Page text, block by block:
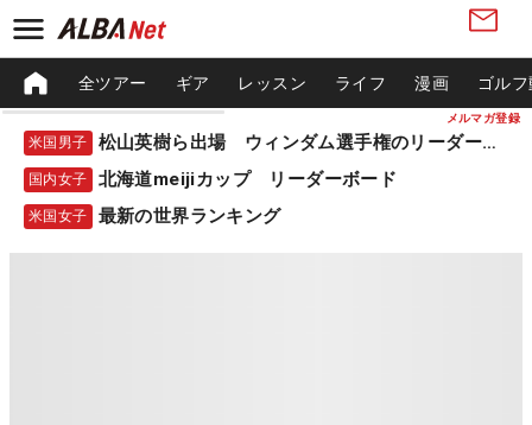
メルマガ登録
全ツアー ギア レッスン ライフ 漫画 ゴル
米国男子 松山英樹ら出場 ウィンダム選手権のリーダーボード
国内女子 北海道meijiカップ リーダーボード
米国女子 最新の世界ランキング